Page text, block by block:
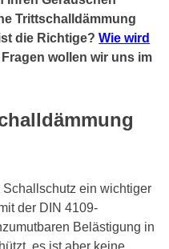
Trittschalldämmung
die Richtige?Wie wird
wollen wir uns im
ein wichtiger
der DIN 4109-
Belästigung in